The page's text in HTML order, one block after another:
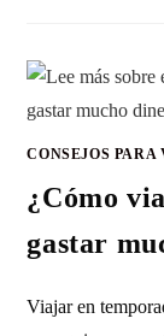
CONSEJOS
¿Cómo
gastar
Viajar en